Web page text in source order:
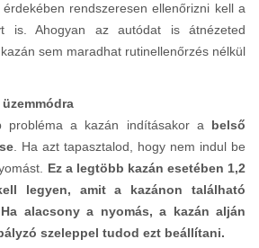
rendszeresen ellenőrizni kell a
is. Ahogyan az autódat is átnézeted
sem maradhat rutinellenőrzés nélkül
probléma a kazán indításakor a belső
. Ha azt tapasztalod, hogy nem indul be
Ez a legtöbb kazán esetében 1,2
legyen, amit a kazánon található
alacsony a nyomás, a kazán alján
szeleppel tudod ezt beállítani.